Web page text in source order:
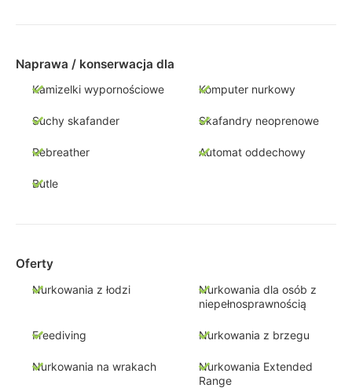
Naprawa / konserwacja dla
Kamizelki wypornościowe Komputer nurkowy
Suchy skafander Skafandry neoprenowe
Rebreather Automat oddechowy
Butle
Oferty
Nurkowania z łodzi
Nurkowania dla osób z
niepełnosprawnością
Freediving Nurkowania z brzegu
Nurkowania na wrakach
Nurkowania Extended
Range